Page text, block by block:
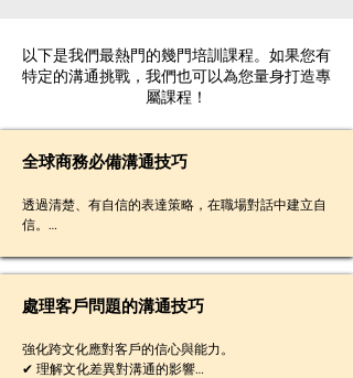
以下是我們最熱門的幾門培訓課程。如果您有
特定的溝通挑戰，我們也可以為您量身打造專
屬課程！
全球商務必備溝通技巧
透過清楚、有自信的表達策略，在職場對話中建立自
信。
✔ 應對挑戰情境與難題
✔ 運用有效溝通策略
處理客戶問題的溝通技巧
強化跨文化應對客戶的信心與能力。
✔ 理解文化差異對溝通的影響